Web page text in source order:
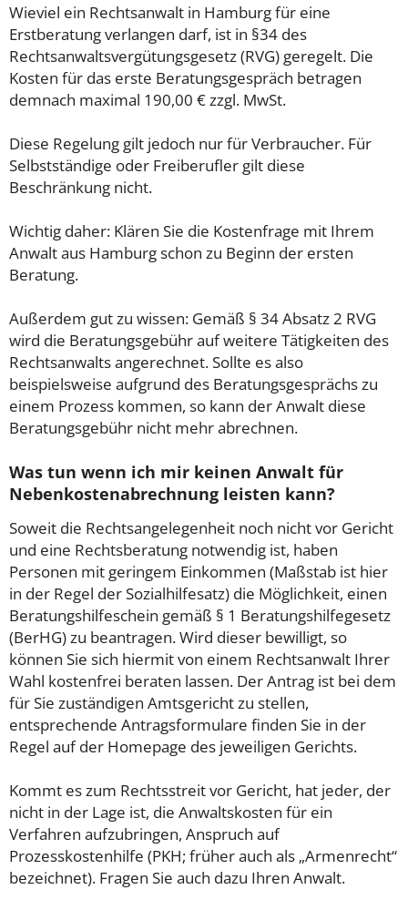
Wieviel ein Rechtsanwalt in Hamburg für eine
Erstberatung verlangen darf, ist in §34 des
Rechtsanwaltsvergütungsgesetz (RVG) geregelt. Die
Kosten für das erste Beratungsgespräch betragen
demnach maximal 190,00 € zzgl. MwSt.
Diese Regelung gilt jedoch nur für Verbraucher. Für
Selbstständige oder Freiberufler gilt diese
Beschränkung nicht.
Wichtig daher: Klären Sie die Kostenfrage mit Ihrem
Anwalt aus Hamburg schon zu Beginn der ersten
Beratung.
Außerdem gut zu wissen: Gemäß § 34 Absatz 2 RVG
wird die Beratungsgebühr auf weitere Tätigkeiten des
Rechtsanwalts angerechnet. Sollte es also
beispielsweise aufgrund des Beratungsgesprächs zu
einem Prozess kommen, so kann der Anwalt diese
Beratungsgebühr nicht mehr abrechnen.
Was tun wenn ich mir keinen Anwalt für
Nebenkostenabrechnung leisten kann?
Soweit die Rechtsangelegenheit noch nicht vor Gericht
und eine Rechtsberatung notwendig ist, haben
Personen mit geringem Einkommen (Maßstab ist hier
in der Regel der Sozialhilfesatz) die Möglichkeit, einen
Beratungshilfeschein gemäß § 1 Beratungshilfegesetz
(BerHG) zu beantragen. Wird dieser bewilligt, so
können Sie sich hiermit von einem Rechtsanwalt Ihrer
Wahl kostenfrei beraten lassen. Der Antrag ist bei dem
für Sie zuständigen Amtsgericht zu stellen,
entsprechende Antragsformulare finden Sie in der
Regel auf der Homepage des jeweiligen Gerichts.
Kommt es zum Rechtsstreit vor Gericht, hat jeder, der
nicht in der Lage ist, die Anwaltskosten für ein
Verfahren aufzubringen, Anspruch auf
Prozesskostenhilfe (PKH; früher auch als „Armenrecht“
bezeichnet). Fragen Sie auch dazu Ihren Anwalt.